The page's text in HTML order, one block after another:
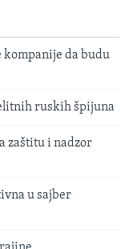
da budu
ruskih špijuna
zaštitu i nadzor
u sajber